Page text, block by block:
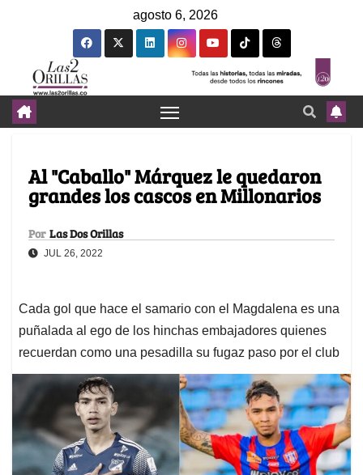
agosto 6, 2026
Al "Caballo" Márquez le quedaron
grandes los cascos en Millonarios
Por Las Dos Orillas
JUL 26, 2022
Cada gol que hace el samario con el Magdalena es una
puñalada al ego de los hinchas embajadores quienes
recuerdan como una pesadilla su fugaz paso por el club